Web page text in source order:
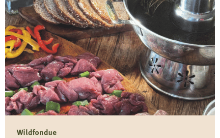
meer
over
Wilde
erwtensoep
Wildfondue